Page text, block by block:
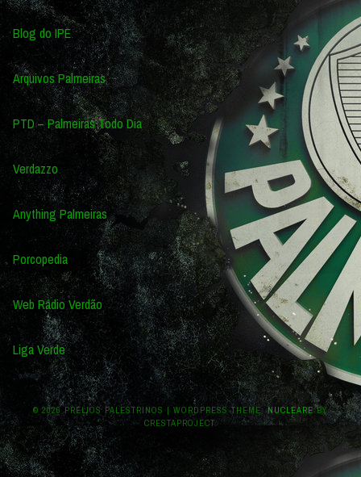
Blog do IPE
Arquivos Palmeiras
PTD – Palmeiras Todo Dia
Verdazzo
Anything Palmeiras
Porcopedia
Web Rádio Verdão
Liga Verde
© 2026 PRÉLIOS PALESTRINOS | WORDPRESS THEME:NUCLEAREBY
CRESTAPROJECT.